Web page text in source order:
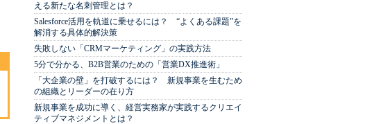
える新たな名刺管理とは？
Salesforce活用を軌道に乗せるには？ “よくある課題”を
解消する具体的解決策
失敗しない「CRMマーケティング」の実践方法
5分で分かる、B2B営業のための「営業DX推進術」
「大企業の壁」を打破するには？ 新規事業を生むため
の組織とリーダーの在り方
新規事業を成功に導く、経営実務家が実践するクリエイ
ティブマネジメントとは？